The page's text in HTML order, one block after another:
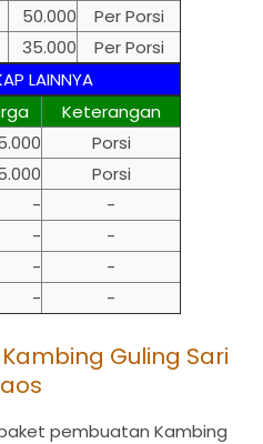
50.000
Per Porsi
35.000
Per Porsi
LAINNYA
Keterangan
Porsi
Porsi
-
-
-
-
-
-
- -
Guling Sari
pembuatan Kambing